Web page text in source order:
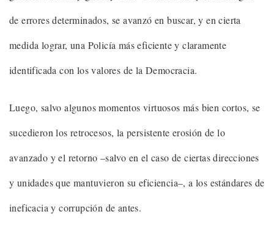
de errores determinados, se avanzó en buscar, y en cierta
medida lograr, una Policía más eficiente y claramente
identificada con los valores de la Democracia.
Luego, salvo algunos momentos virtuosos más bien cortos, se
sucedieron los retrocesos, la persistente erosión de lo
avanzado y el retorno –salvo en el caso de ciertas direcciones
y unidades que mantuvieron su eficiencia–, a los estándares de
ineficacia y corrupción de antes.